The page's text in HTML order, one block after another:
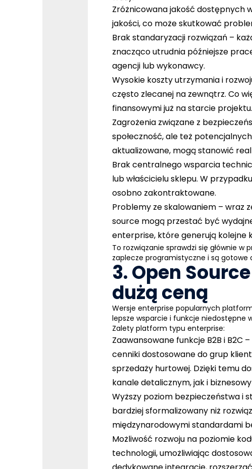
Zróżnicowana jakość dostępnych
jakości, co może skutkować
Brak standaryzacji rozwiązań –
znacząco utrudnia późniejsze
agencji lub wykonawcy.
Wysokie koszty utrzymania i
często zlecanej na zewnątrz. Co
finansowymi już na starcie projektu.
Zagrożenia związane z
społeczność, ale też
aktualizowane, mogą stanowić
Brak centralnego wsparcia
lub właścicielu sklepu. W
osobno zakontraktowane.
Problemy ze skalowaniem – wraz
source mogą przestać być
enterprise, które generują kolejne
To rozwiązanie sprawdzi się głównie
zaplecze programistyczne i są gotowe
3. Open
dużą ceną
Wersje enterprise popularnych
lepsze wsparcie i funkcje niedostępne
Zalety platform typu enterprise:
Zaawansowane funkcje B2B i B2C
cenniki dostosowane do grup
sprzedaży hurtowej. Dzięki temu
kanale detalicznym, jak i
Wyższy poziom bezpieczeństwa i
bardziej sformalizowany niż
międzynarodowymi standardami
Możliwość rozwoju na poziomie
technologii, umożliwiając